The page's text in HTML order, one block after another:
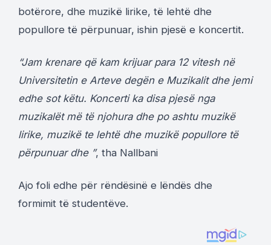
botërore, dhe muzikë lirike, të lehtë dhe
popullore të përpunuar, ishin pjesë e koncertit.
“Jam krenare që kam krijuar para 12 vitesh në
Universitetin e Arteve degën e Muzikalit dhe jemi
edhe sot këtu. Koncerti ka disa pjesë nga
muzikalët më të njohura dhe po ashtu muzikë
lirike, muzikë te lehtë dhe muzikë popullore të
përpunuar dhe ”, tha Nallbani
Ajo foli edhe për rëndësinë e lëndës dhe
formimit të studentëve.